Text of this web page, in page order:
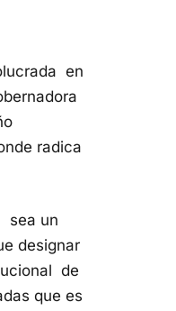
en
radica
sea un
designar
de
que es